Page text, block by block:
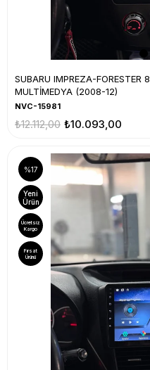
SUBARU IMPREZA-
MULTİMEDYA (2008-12)
NVC-15981
₺10.093,00
₺12.112,00
%17
Yeni
Ürün
Ücretsiz
Kargo
Fırsat
Ürünü